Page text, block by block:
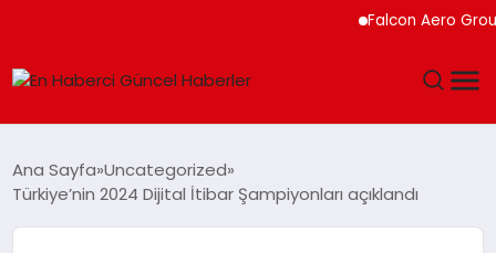
Falcon Aero Group,
SPOR
Ana Sayfa Uncategorized
Türkiye’nin 2024 Dijital İtibar Şampiyonları açıklandı